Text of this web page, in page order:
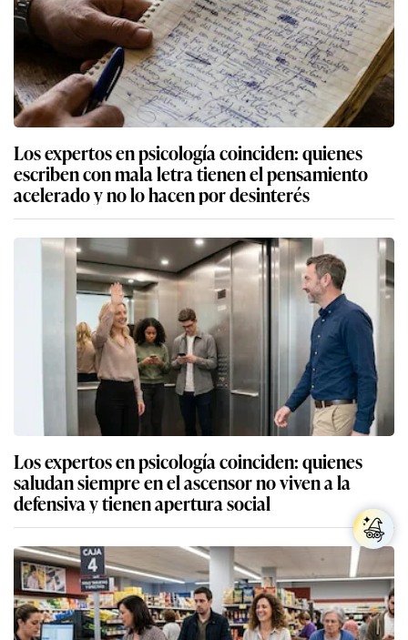
Los expertos en psicología coinciden: quienes
escriben con mala letra tienen el pensamiento
acelerado y no lo hacen por desinterés
Los expertos en psicología coinciden: quienes
saludan siempre en el ascensor no viven a la
defensiva y tienen apertura social